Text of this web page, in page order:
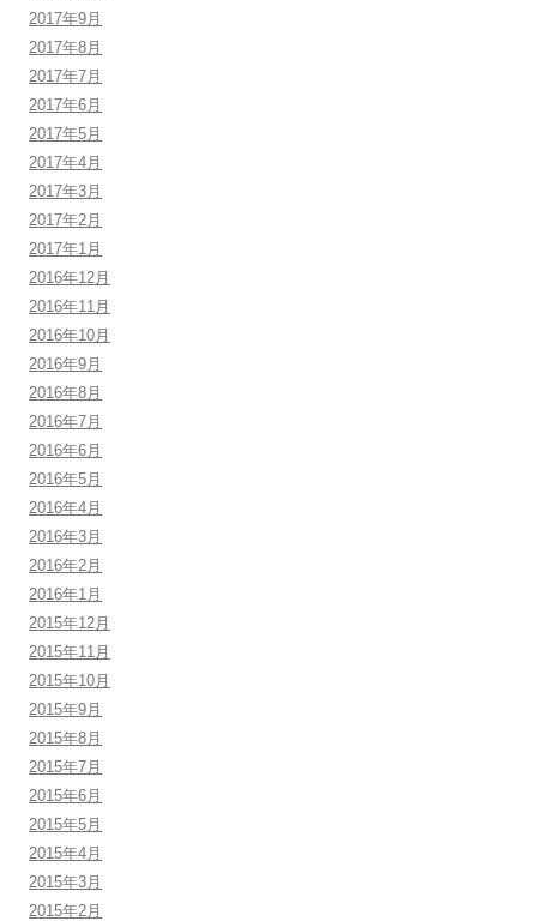
2017年9月
2017年8月
2017年7月
2017年6月
2017年5月
2017年4月
2017年3月
2017年2月
2017年1月
2016年12月
2016年11月
2016年10月
2016年9月
2016年8月
2016年7月
2016年6月
2016年5月
2016年4月
2016年3月
2016年2月
2016年1月
2015年12月
2015年11月
2015年10月
2015年9月
2015年8月
2015年7月
2015年6月
2015年5月
2015年4月
2015年3月
2015年2月